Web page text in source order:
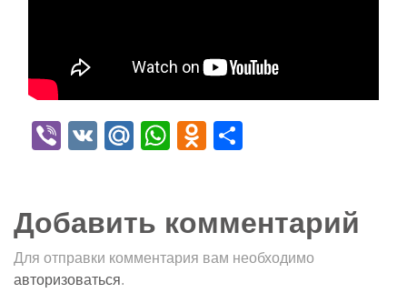
Viber
VK Mail.Ru
WhatsApp
Odnoklassniki
Добавить комментарий
Для отправки комментария вам необходимо
авторизоваться.